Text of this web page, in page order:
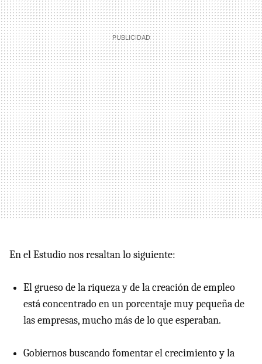
En el Estudio nos resaltan lo siguiente:
El grueso de la riqueza y de la creación de empleo
está concentrado en un porcentaje muy pequeña de
las empresas, mucho más de lo que esperaban.
Gobiernos buscando fomentar el crecimiento y la